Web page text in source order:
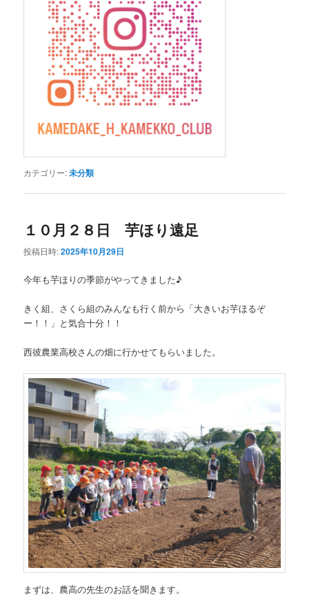
カテゴリー:未分類
１０月２８日 芋ほり遠足
投稿日時:2025年10月29日
今年も芋ほりの季節がやってきました♪
きく組、さくら組のみんなも行く前から「大きいお芋ほるぞ
ー！！」と気合十分！！
西彼農業高校さんの畑に行かせてもらいました。
まずは、農高の先生のお話を聞きます。